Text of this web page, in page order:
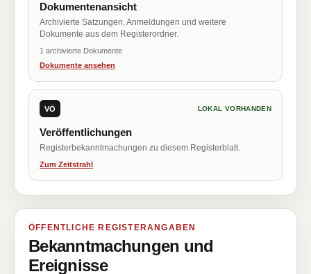
Dokumentenansicht
Archivierte Satzungen, Anmeldungen und weitere
Dokumente aus dem Registerordner.
1 archivierte Dokumente
Dokumente ansehen
VÖ LOKAL VORHANDEN
Veröffentlichungen
Registerbekanntmachungen zu diesem Registerblatt.
Zum Zeitstrahl
ÖFFENTLICHE REGISTERANGABEN
Bekanntmachungen und
Ereignisse